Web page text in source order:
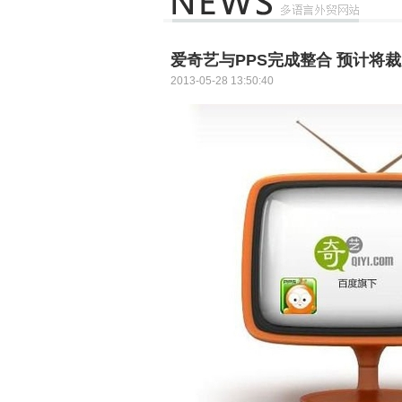
爱奇艺与PPS完成整合 预计将
2013-05-28 13:50:40